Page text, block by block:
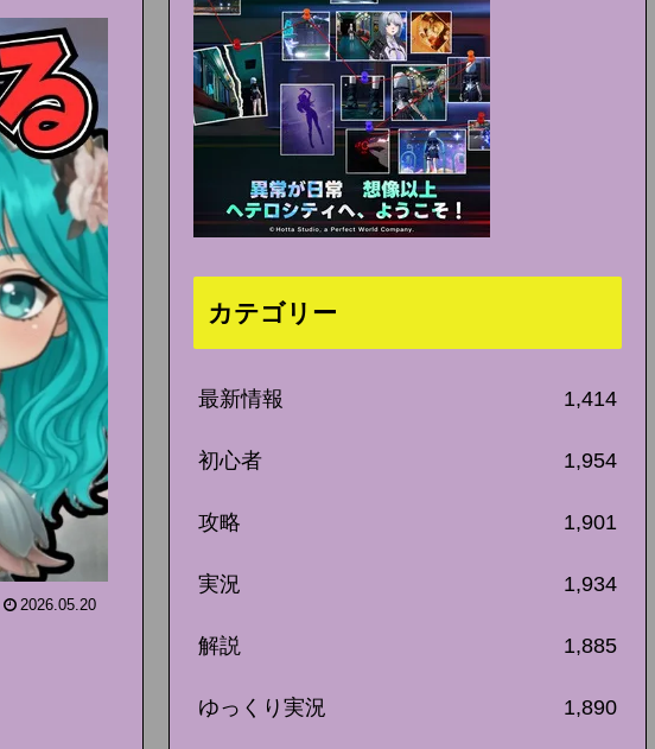
2026.05.20
カテゴリー
最新情報 1,414
初心者 1,954
攻略 1,901
実況 1,934
解説 1,885
ゆっくり実況 1,890